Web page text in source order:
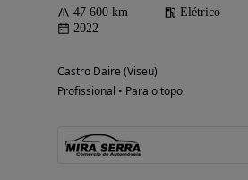
47 600 km Elétrico
2022
Castro Daire (Viseu)
Profissional • Para o topo